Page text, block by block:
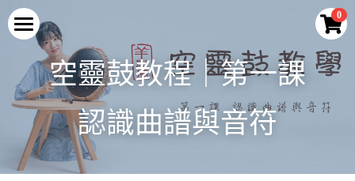
0
首頁
空靈鼓
輕巧迷你款式
蓮花款空靈鼓
空靈鼓演奏
空靈鼓演奏
教學與示範
空靈鼓教程｜第一課
認識曲譜與音符
×
所有商品分類
最新優惠
腳架及配件